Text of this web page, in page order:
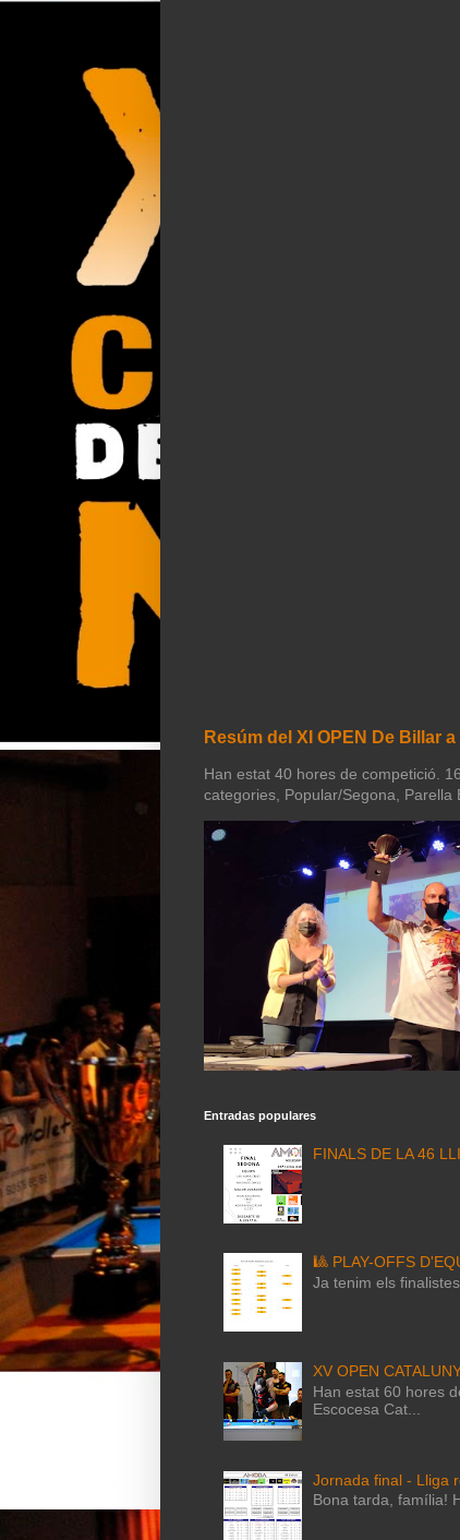
Resúm del XI OPEN De Billar
Han estat 40 hores de competició.
categories, Popular/Segona, Parella
Entradas populares
FINALS DE LA 46
🎱 PLAY-OFFS
Ja tenim els
XV OPEN
Han estat 60 hores
Escocesa Cat...
Jornada final - Lliga
Bona tarda, família!